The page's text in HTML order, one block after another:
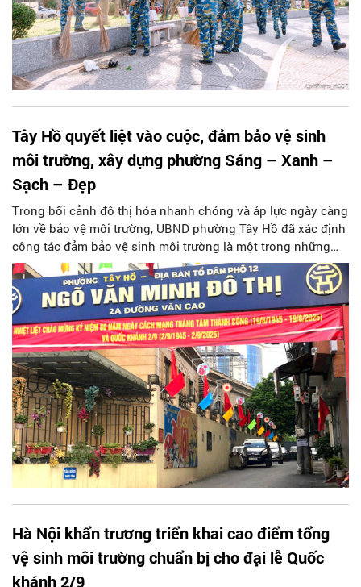
Tây Hồ quyết liệt vào cuộc, đảm bảo vệ sinh
môi trường, xây dựng phường Sáng – Xanh –
Sạch – Đẹp
Trong bối cảnh đô thị hóa nhanh chóng và áp lực ngày càng
lớn về bảo vệ môi trường, UBND phường Tây Hồ đã xác định
công tác đảm bảo vệ sinh môi trường là một trong những
nhiệm vụ trọng tâm, gắn liền với mục tiêu xây dựng nếp
sống văn minh đô thị.
Hà Nội khẩn trương triển khai cao điểm tổng
vệ sinh môi trường chuẩn bị cho đại lễ Quốc
khánh 2/9